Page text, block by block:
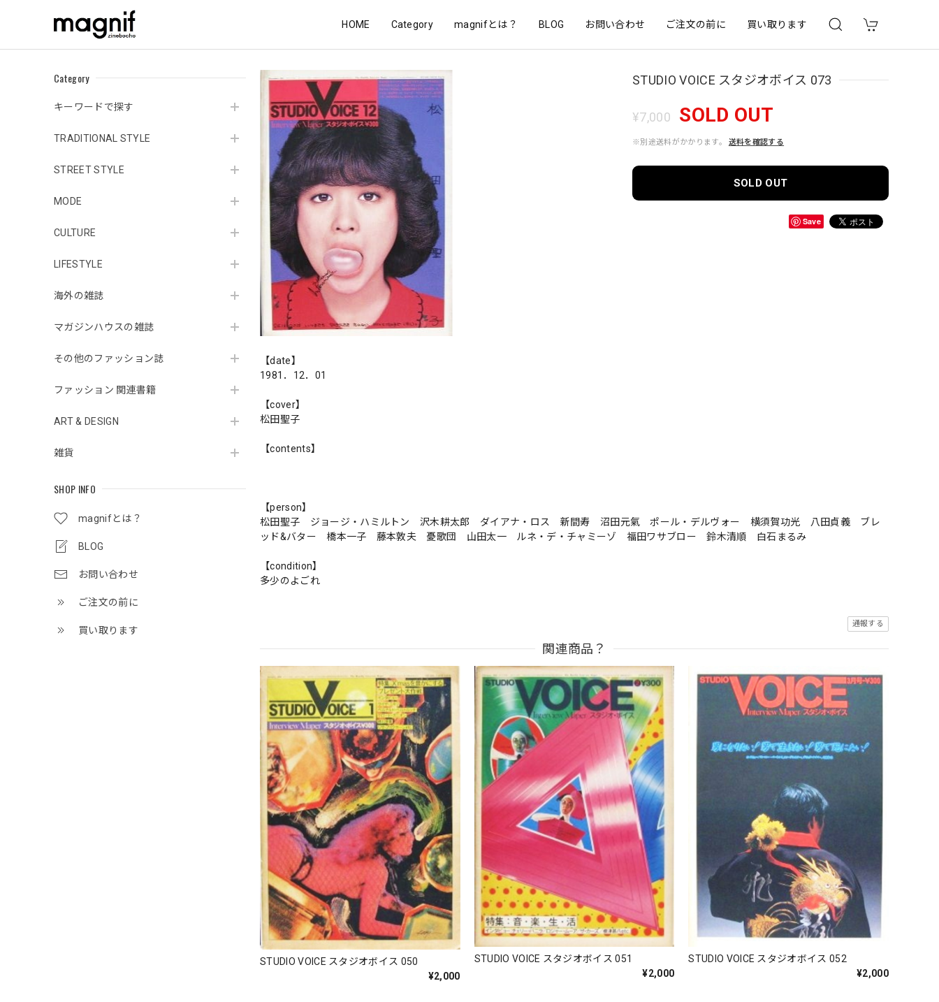
HOME Category magnifとは？ BLOG お問い合わせ ご注文の前に 買い取ります
Category
キーワードで探す
TRADITIONAL STYLE
STREET STYLE
MODE
CULTURE
LIFESTYLE
海外の雑誌
マガジンハウスの雑誌
その他のファッション誌
ファッション 関連書籍
ART & DESIGN
雑貨
SHOP INFO
magnifとは？
BLOG
お問い合わせ
ご注文の前に
買い取ります
STUDIO VOICE スタジオボイス 073
¥7,000 SOLD OUT
※別途送料がかかります。 送料を確認する
SOLD OUT
Save
【date】
1981．12．01
【cover】
松田聖子
【contents】
【person】
松田聖子 ジョージ・ハミルトン 沢木耕太郎 ダイアナ・ロス 新間寿 沼田元氣 ポール・デルヴォー 横須賀功光 八田貞義 ブレ
ッド&バター 橋本一子 藤本敦夫 憂歌団 山田太一 ルネ・デ・チャミーゾ 福田ワサブロー 鈴木清順 白石まるみ
【condition】
多少のよごれ
通報する
関連商品？
STUDIO VOICE スタジオボイス 050
¥2,000
STUDIO VOICE スタジオボイス 051
¥2,000
STUDIO VOICE スタジオボイス 052
¥2,000